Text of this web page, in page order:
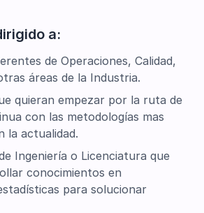
a:
de Operaciones, Calidad,
áreas de la Industria.
quieran empezar por la ruta de
con las metodologías mas
la actualidad.
Ingeniería o Licenciatura que
conocimientos en
para solucionar